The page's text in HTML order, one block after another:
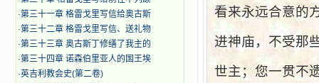
·第三十一章 格雷戈里写信给奥古斯
·第三十二章 格雷戈里写信、送礼物
·第三十三章 奥古斯丁修缮了我主的
·第三十四章 诺森伯里亚人的国王埃
·英吉利教会史(第二卷)
看来永远合意的
进神庙，不受那
世主；您一贯不